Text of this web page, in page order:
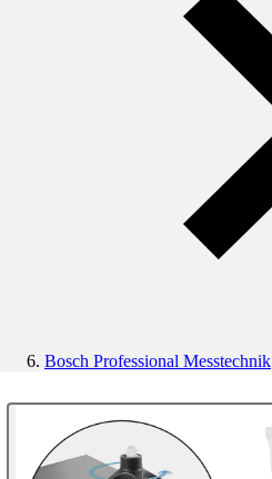
Bosch Professional Messtechnik